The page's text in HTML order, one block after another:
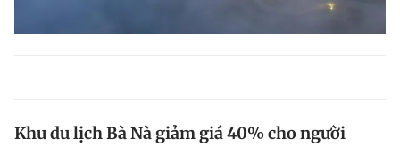
Khu du lịch Bà Nà giảm giá 40% cho người